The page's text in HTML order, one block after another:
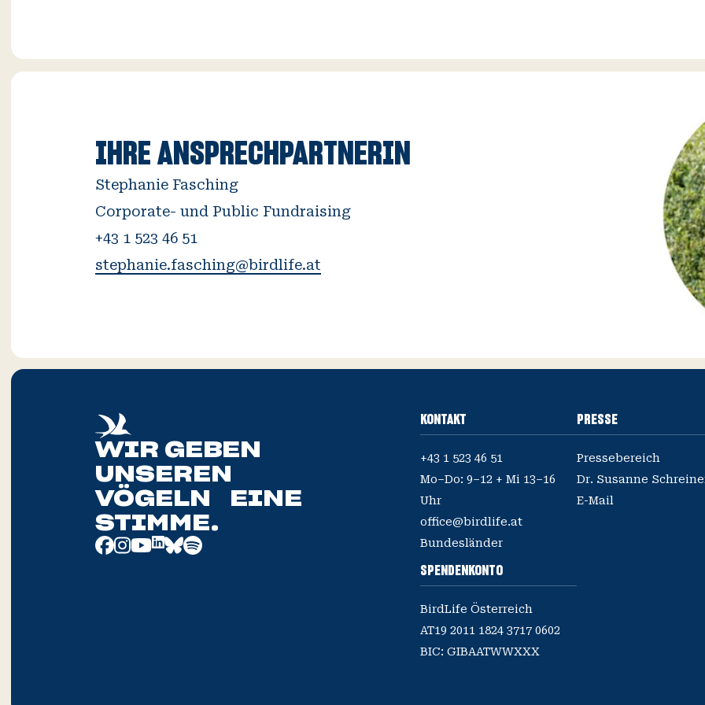
IHRE ANSPRECHPARTNERIN
Stephanie Fasching
Corporate- und Public Fundraising
stephanie.fasching@birdlife.at
WIR GEBEN
UNSEREN
VÖGELN EINE
STIMME.
KONTAKT
+43 1 523 46 51
Mo–Do: 9–12 + Mi 13–16
office@birdlife.at
Bundesländer
PRESSE
Pressebereich
E-Mail
SPENDENKONTO
BirdLife Österreich
AT19 2011 1824 3717 0602
BIC: GIBAATWWXXX